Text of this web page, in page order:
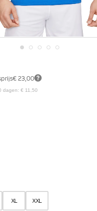
€ 23,00
dagen: € 11,50
XL XXL